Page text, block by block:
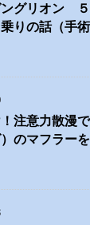
グリオン
りの話（手術
注意力散漫
）のマフラー